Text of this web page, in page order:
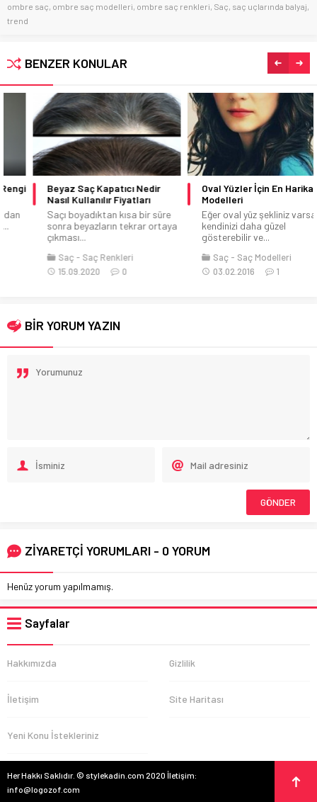
ombre saç ombre saç modelleri ombre saç renkleri Saç saç uçlarında balyaj
trend
BENZER KONULAR
Beyaz Saç Kapatıcı Nedir
Nasıl Kullanılır Fiyatları
Saçı boyadıktan kısa bir süre
sonra beyazların tekrar ortaya
çıkması...
Saç
Saç Renkleri
15.09.2020
0
Oval Yüzler İçin En Harika Saç
Modelleri
Eğer oval yüz şekliniz varsa
kendinizi daha güzel
gösterebilir ve...
Saç
Saç Modelleri
03.02.2016
1
BİR YORUM YAZIN
ZİYARETÇİ YORUMLARI - 0 YORUM
Henüz yorum yapılmamış.
Sayfalar
Hakkımızda Gizlilik
İletişim Site Haritası
Yeni Konu İstekleriniz
Her Hakkı Saklıdır. © stylekadin.com 2020 İletişim:
info@logozof.com